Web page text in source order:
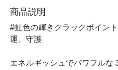
商品説明
#虹色の輝きクラックポイン
運、守護
エネルギッシュでパワフルな